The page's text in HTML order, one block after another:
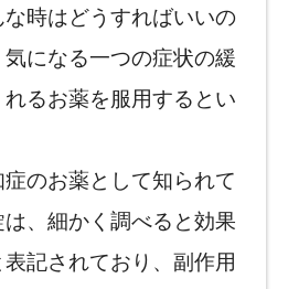
時はどうすればいいの
になる一つの症状の緩
るお薬を服用するとい
のお薬として知られて
、細かく調べると効果
記されており、副作用